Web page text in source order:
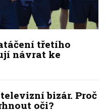
třetího
návrat ke
bizár. Proč
oči?